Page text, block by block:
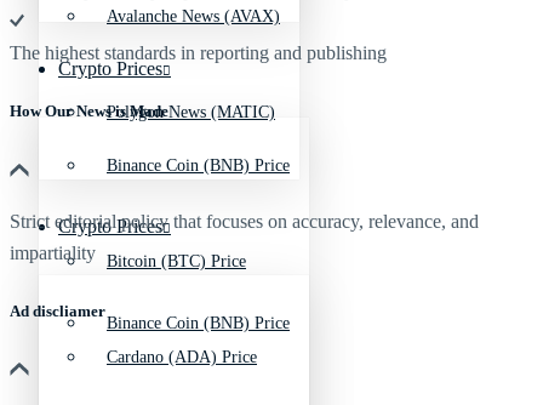
Crypto Prices
Binance Coin (BNB) Price
Bitcoin (BTC) Price
Cardano (ADA) Price
Avalanche News (AVAX)
Polygon News (MATIC)
Crypto Prices
Binance Coin (BNB) Price
The highest standards in reporting and publishing
How Our News is Made
Strict editorial policy that focuses on accuracy, relevance, and
impartiality
Ad discliamer